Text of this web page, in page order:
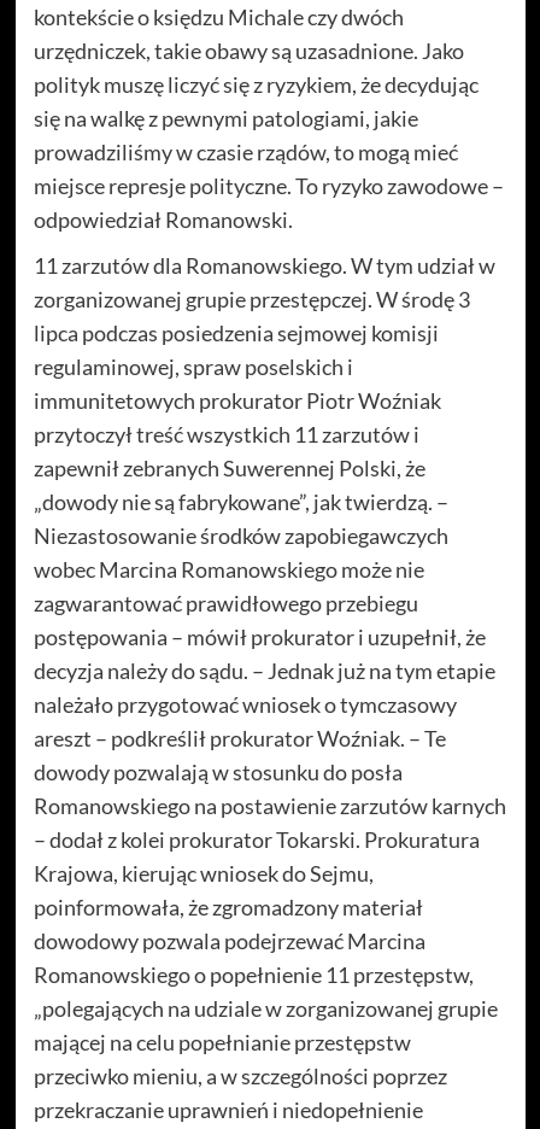
kontekście o księdzu Michale czy dwóch
urzędniczek, takie obawy są uzasadnione. Jako
polityk muszę liczyć się z ryzykiem, że decydując
się na walkę z pewnymi patologiami, jakie
prowadziliśmy w czasie rządów, to mogą mieć
miejsce represje polityczne. To ryzyko zawodowe –
odpowiedział Romanowski.
11 zarzutów dla Romanowskiego. W tym udział w
zorganizowanej grupie przestępczej. W środę 3
lipca podczas posiedzenia sejmowej komisji
regulaminowej, spraw poselskich i
immunitetowych prokurator Piotr Woźniak
przytoczył treść wszystkich 11 zarzutów i
zapewnił zebranych Suwerennej Polski, że
„dowody nie są fabrykowane”, jak twierdzą. –
Niezastosowanie środków zapobiegawczych
wobec Marcina Romanowskiego może nie
zagwarantować prawidłowego przebiegu
postępowania – mówił prokurator i uzupełnił, że
decyzja należy do sądu. – Jednak już na tym etapie
należało przygotować wniosek o tymczasowy
areszt – podkreślił prokurator Woźniak. – Te
dowody pozwalają w stosunku do posła
Romanowskiego na postawienie zarzutów karnych
– dodał z kolei prokurator Tokarski. Prokuratura
Krajowa, kierując wniosek do Sejmu,
poinformowała, że zgromadzony materiał
dowodowy pozwala podejrzewać Marcina
Romanowskiego o popełnienie 11 przestępstw,
„polegających na udziale w zorganizowanej grupie
mającej na celu popełnianie przestępstw
przeciwko mieniu, a w szczególności poprzez
przekraczanie uprawnień i niedopełnienie